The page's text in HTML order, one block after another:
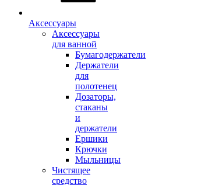
Аксессуары
Аксессуары
для ванной
Бумагодержатели
Держатели
для
полотенец
Дозаторы,
стаканы
и
держатели
Ершики
Крючки
Мыльницы
Чистящее
средство